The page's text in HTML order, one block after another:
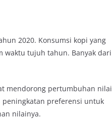
2020. Konsumsi kopi yang
waktu tujuh tahun. Banyak dari
mendorong pertumbuhan nilai
peningkatan preferensi untuk
nilainya.